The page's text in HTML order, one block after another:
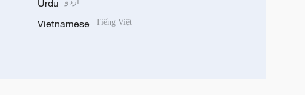
Urdu
Vietnamese Tiếng Việt